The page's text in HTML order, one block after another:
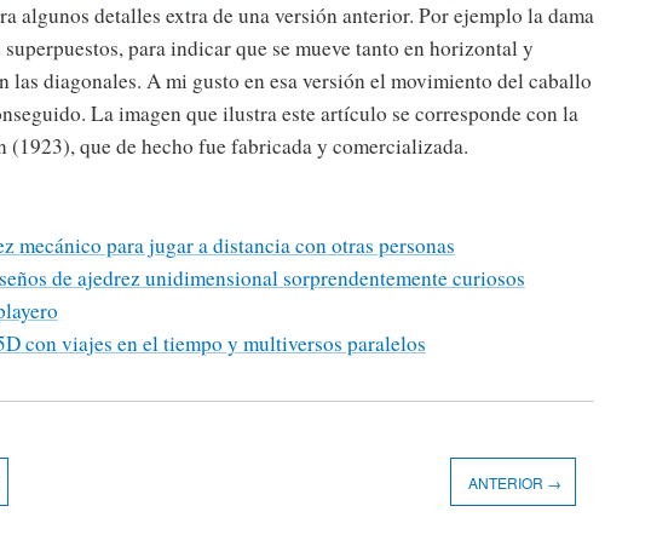
algunos detalles extra de una versión anterior. Por ejemplo la dama
para indicar que se mueve tanto en horizontal y
las diagonales. A mi gusto en esa versión el movimiento del caballo
La imagen que ilustra este artículo se corresponde con la
(1923), que de hecho fue fabricada y comercializada.
mecánico para jugar a distancia con otras personas
de ajedrez unidimensional sorprendentemente curiosos
con viajes en el tiempo y multiversos paralelos
ANTERIOR →